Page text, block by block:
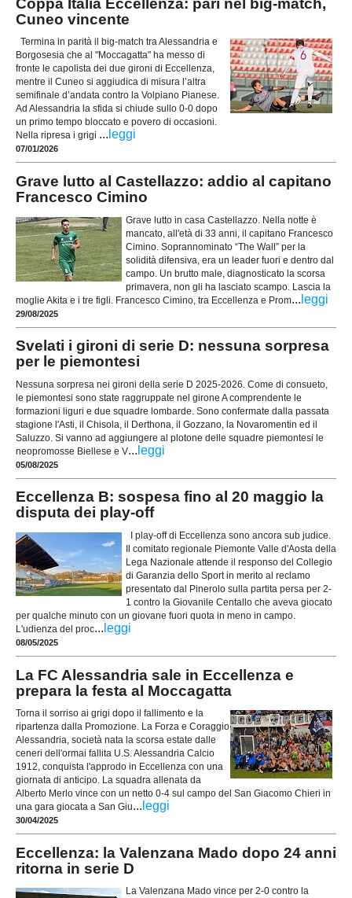
Coppa Italia Eccellenza: pari nel big-match,
Cuneo vincente
Termina in parità il big-match tra Alessandria e
Borgosesia che al "Moccagatta" ha messo di
fronte le capolista dei due gironi di Eccellenza,
mentre il Cuneo si aggiudica di misura l’altra
semifinale d’andata contro la Volpiano Pianese.
Ad Alessandria la sfida si chiude sullo 0-0 dopo
un primo tempo bloccato e povero di occasioni.
Nella ripresa i grigi ... leggi
07/01/2026
Grave lutto al Castellazzo: addio al capitano
Francesco Cimino
Grave lutto in casa Castellazzo. Nella notte è
mancato, all'età di 33 anni, il capitano Francesco
Cimino. Soprannominato “The Wall” per la
solidità difensiva, era un leader fuori e dentro dal
campo. Un brutto male, diagnosticato la scorsa
primavera, non gli ha lasciato scampo. Lascia la
moglie Akita e i tre figli. Francesco Cimino, tra Eccellenza e Prom... leggi
29/08/2025
Svelati i gironi di serie D: nessuna sorpresa
per le piemontesi
Nessuna sorpresa nei gironi della serie D 2025-2026. Come di consueto,
le piemontesi sono state raggruppate nel girone A comprendente le
formazioni liguri e due squadre lombarde. Sono confermate dalla passata
stagione l'Asti, il Chisola, il Derthona, il Gozzano, la Novaromentin ed il
Saluzzo. Si vanno ad aggiungere al plotone delle squadre piemontesi le
neopromosse Biellese e V... leggi
05/08/2025
Eccellenza B: sospesa fino al 20 maggio la
disputa dei play-off
I play-off di Eccellenza sono ancora sub judice.
Il comitato regionale Piemonte Valle d'Aosta della
Lega Nazionale attende il responso del Collegio
di Garanzia dello Sport in merito al reclamo
presentato dal Pinerolo sulla partita persa per 2-
1 contro la Giovanile Centallo che aveva giocato
per qualche minuto con un giovane fuori quota in meno in campo.
L'udienza del proc... leggi
08/05/2025
La FC Alessandria sale in Eccellenza e
prepara la festa al Moccagatta
Torna il sorriso ai grigi dopo il fallimento e la
ripartenza dalla Promozione. La Forza e Coraggio
Alessandria, società nata la scorsa estate dalle
ceneri dell'ormai fallita U.S. Alessandria Calcio
1912, conquista l'approdo in Eccellenza con una
giornata di anticipo. La squadra allenata da
Alberto Merlo vince con un netto 0-4 sul campo del San Giacomo Chieri in
una gara giocata a San Giu... leggi
30/04/2025
Eccellenza: la Valenzana Mado dopo 24 anni
ritorna in serie D
La Valenzana Mado vince per 2-0 contro la